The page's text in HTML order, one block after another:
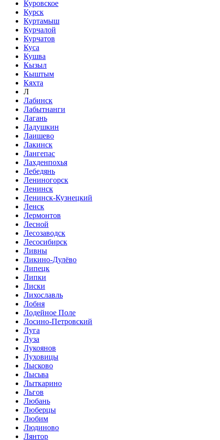
Куровское
Курск
Куртамыш
Курчалой
Курчатов
Куса
Кушва
Кызыл
Кыштым
Кяхта
Л
Лабинск
Лабытнанги
Лагань
Ладушкин
Лаишево
Лакинск
Лангепас
Лахденпохья
Лебедянь
Лениногорск
Ленинск
Ленинск-Кузнецкий
Ленск
Лермонтов
Лесной
Лесозаводск
Лесосибирск
Ливны
Ликино-Дулёво
Липецк
Липки
Лиски
Лихославль
Лобня
Лодейное Поле
Лосино-Петровский
Луга
Луза
Лукоянов
Луховицы
Лысково
Лысьва
Лыткарино
Льгов
Любань
Люберцы
Любим
Людиново
Лянтор